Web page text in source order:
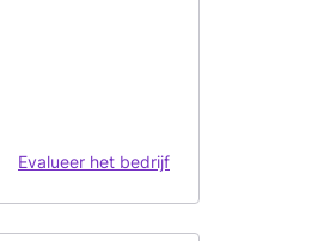
Evalueer het bedrijf